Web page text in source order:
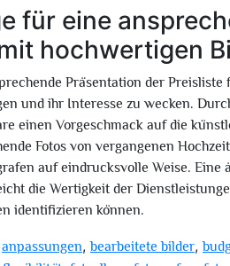
für eine
hochwertigen
Präsentation der
und ihr Interesse zu wecken.
einen Vorgeschmack auf die
Fotos von vergangenen
auf eindrucksvolle Weise.
die Wertigkeit der
identifizieren können.
anpassungen,bearbeitete bilder,